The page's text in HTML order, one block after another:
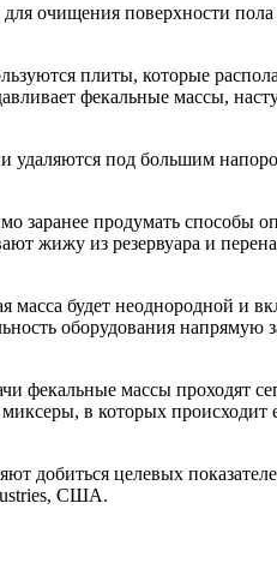
очищения поверхности
плиты, которые
фекальные массы,
удаляются под большим
заранее продумать способы
жижу из резервуара и
масса будет неоднородной и
оборудования напрямую
фекальные массы проходят
в которых происходит
добиться целевых
CША.